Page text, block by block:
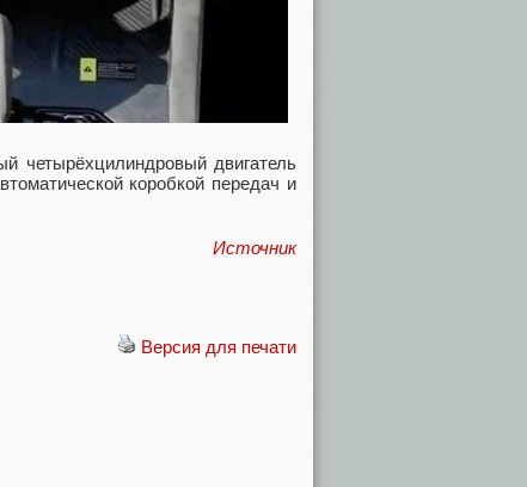
четырёхцилиндровый двигатель
коробкой передач и
Источник
Версия для печати